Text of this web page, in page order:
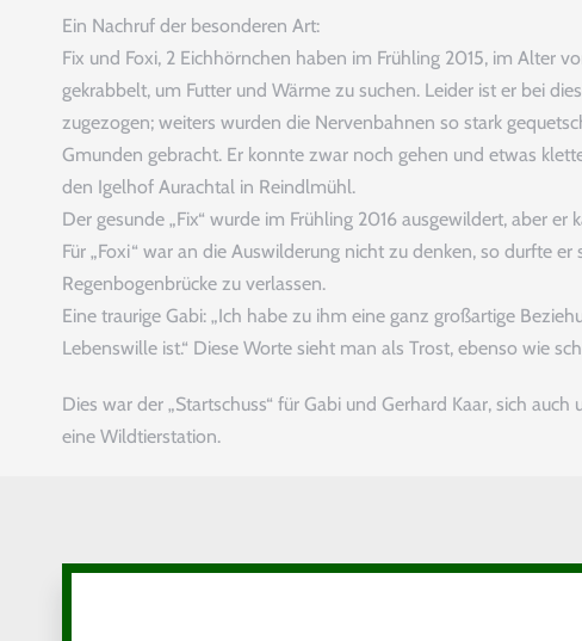
Ein Nachruf der besonderen Art:
Fix und Foxi, 2 Eichhörnchen haben im Frühling 2015, im Alter
gekrabbelt, um Futter und Wärme zu suchen. Leider ist er bei
zugezogen; weiters wurden die Nervenbahnen so stark
Gmunden gebracht. Er konnte zwar noch gehen und etwas
den Igelhof Aurachtal in Reindlmühl.
Der gesunde „Fix“ wurde im Frühling 2016 ausgewildert, aber
Für „Foxi“ war an die Auswilderung nicht zu denken, so durfte
Regenbogenbrücke zu verlassen.
Eine traurige Gabi: „Ich habe zu ihm eine ganz großartige
Lebenswille ist.“ Diese Worte sieht man als Trost, ebenso wie
Dies war der „Startschuss“ für Gabi und Gerhard Kaar, sich
eine Wildtierstation.